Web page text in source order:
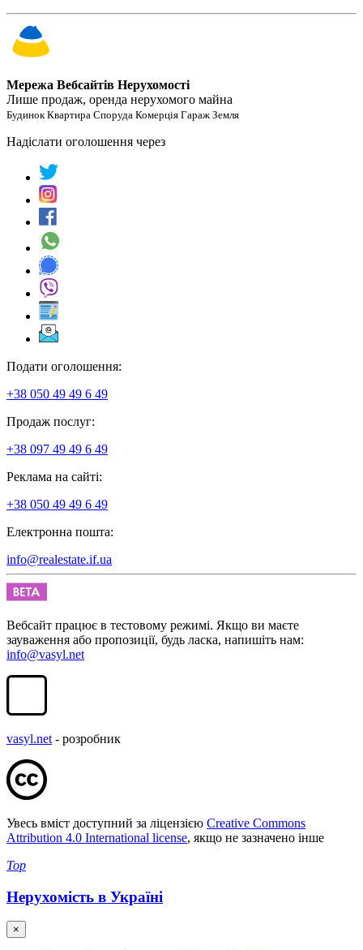
Мережа Вебсайтів Нерухомості
Лише продаж, оренда нерухомого майна
Будинок Квартира Споруда Комерція Гараж Земля
Надіслати оголошення через
Подати оголошення:
+38 050 49 49 6 49
Продаж послуг:
+38 097 49 49 6 49
Реклама на сайті:
+38 050 49 49 6 49
Електронна пошта:
info@realestate.if.ua
Вебсайт працює в тестовому режимі. Якщо ви маєте
зауваження або пропозиції, будь ласка, напишіть нам:
info@vasyl.net
vasyl.net - розробник
Увесь вміст доступний за ліцензією Creative Commons
Attribution 4.0 International license, якщо не зазначено інше
Top
Нерухомість в Україні
×